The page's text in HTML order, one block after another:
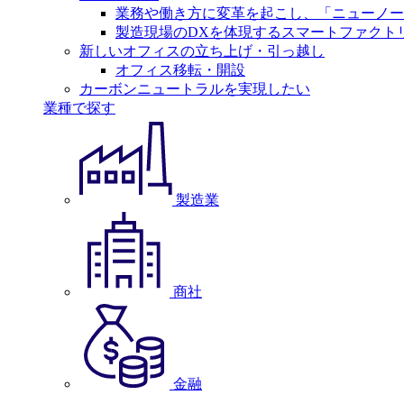
業務や働き方に変革を起こし、「ニューノ
製造現場のDXを体現するスマートファクト
新しいオフィスの立ち上げ・引っ越し
オフィス移転・開設
カーボンニュートラルを実現したい
業種で探す
製造業
商社
金融